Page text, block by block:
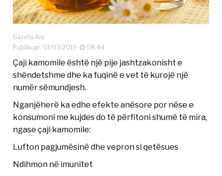
Gazeta Alo
Publikuar: 01/03/2019
08:44
Çaji kamomile është një pije jashtzakonisht e
shëndetshme dhe ka fuqinë e vet të kurojë një
numër sëmundjesh.
Nganjëherë ka edhe efekte anësore por nëse e
konsumoni me kujdes do të përfitoni shumë të mira,
ngase çaji kamomile:
Lufton pagjumësinë dhe vepron si qetësues
Ndihmon në imunitet